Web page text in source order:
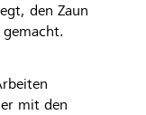
den Zaun
mit den